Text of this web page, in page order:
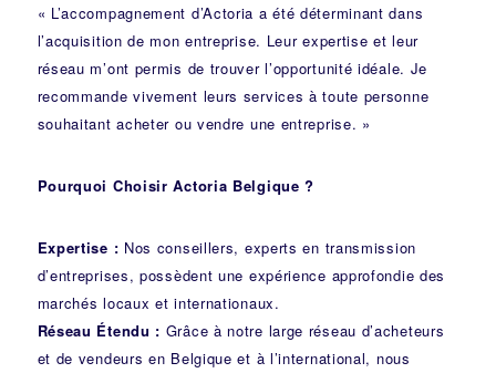
« L’accompagnement d’Actoria a été déterminant dans
l’acquisition de mon entreprise. Leur expertise et leur
réseau m’ont permis de trouver l’opportunité idéale. Je
recommande vivement leurs services à toute personne
souhaitant acheter ou vendre une entreprise. »
Pourquoi Choisir Actoria Belgique ?
Expertise : Nos conseillers, experts en transmission
d’entreprises, possèdent une expérience approfondie des
marchés locaux et internationaux.
Réseau Étendu : Grâce à notre large réseau d’acheteurs
et de vendeurs en Belgique et à l’international, nous